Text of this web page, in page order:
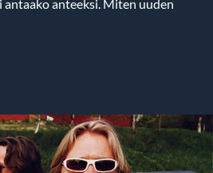
antaako anteeksi. Miten uuden